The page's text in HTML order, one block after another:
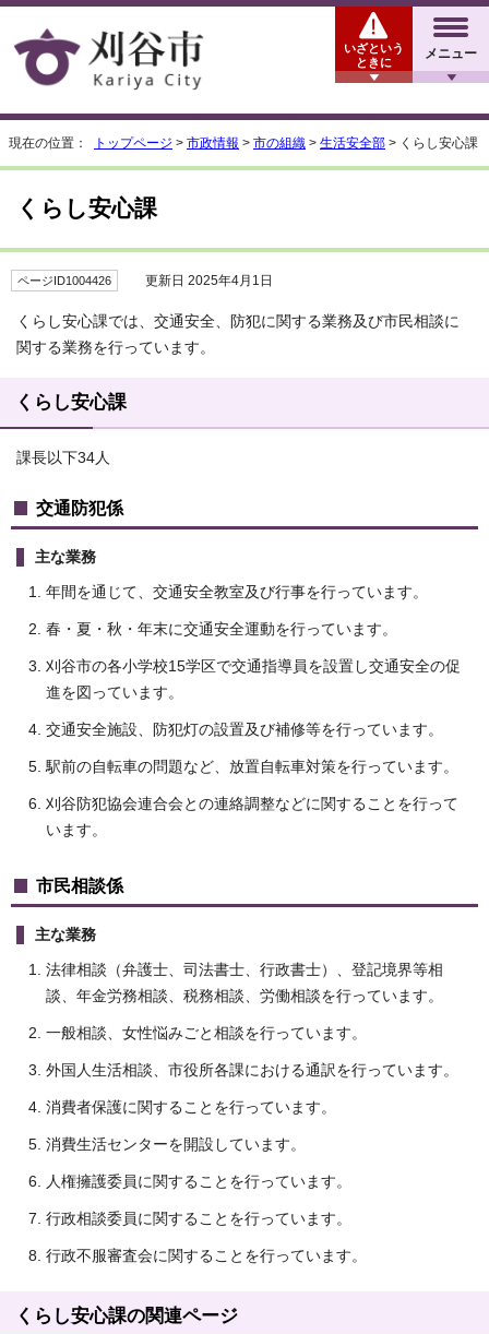
メニュー
いざという
ときに
現在の位置： トップページ > 市政情報 > 市の組織 > 生活安全部 > くらし安心課
くらし安心課
ページID1004426 更新日 2025年4月1日
くらし安心課では、交通安全、防犯に関する業務及び市民相談に
関する業務を行っています。
くらし安心課
課長以下34人
交通防犯係
主な業務
年間を通じて、交通安全教室及び行事を行っています。
春・夏・秋・年末に交通安全運動を行っています。
刈谷市の各小学校15学区で交通指導員を設置し交通安全の促
進を図っています。
交通安全施設、防犯灯の設置及び補修等を行っています。
駅前の自転車の問題など、放置自転車対策を行っています。
刈谷防犯協会連合会との連絡調整などに関することを行って
います。
市民相談係
主な業務
法律相談（弁護士、司法書士、行政書士）、登記境界等相
談、年金労務相談、税務相談、労働相談を行っています。
一般相談、女性悩みごと相談を行っています。
外国人生活相談、市役所各課における通訳を行っています。
消費者保護に関することを行っています。
消費生活センターを開設しています。
人権擁護委員に関することを行っています。
行政相談委員に関することを行っています。
行政不服審査会に関することを行っています。
くらし安心課の関連ページ